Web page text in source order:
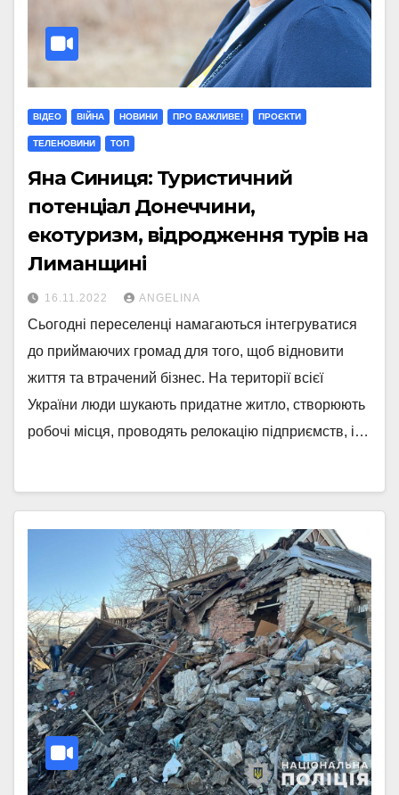
ВІДЕО ВІЙНА НОВИНИ ПРО ВАЖЛИВЕ! ПРОЄКТИ
ТЕЛЕНОВИНИ ТОП
Яна Синиця: Туристичний
потенціал Донеччини,
екотуризм, відродження турів на
Лиманщині
16.11.2022 ANGELINA
Сьогодні переселенці намагаються інтегруватися
до приймаючих громад для того, щоб відновити
життя та втрачений бізнес. На території всієї
України люди шукають придатне житло, створюють
робочі місця, проводять релокацію підприємств, і…